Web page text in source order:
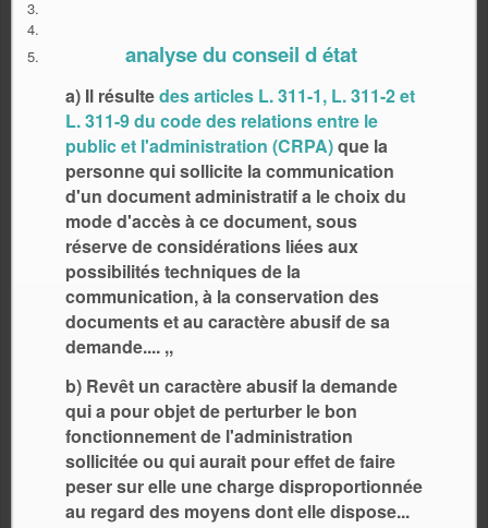
analyse du conseil d état
a) Il résultedes articles L. 311-1, L. 311-2 et
L. 311-9 du code des relations entre le
public et l'administration (CRPA)que la
personne qui sollicite la communication
d'un document administratif a le choix du
mode d'accès à ce document, sous
réserve de considérations liées aux
possibilités techniques de la
communication, à la conservation des
documents et au caractère abusif de sa
demande.... ,,
b) Revêt un caractère abusif la demande
qui a pour objet de perturber le bon
fonctionnement de l'administration
sollicitée ou qui aurait pour effet de faire
peser sur elle une charge disproportionnée
au regard des moyens dont elle dispose...